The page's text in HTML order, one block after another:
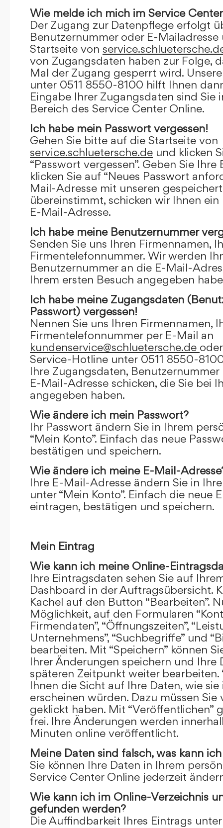
Wie melde ich mich im Service
Der Zugang zur Datenpflege erfolgt
Benutzernummer oder E-
Startseite von
von Zugangsdaten haben zur Folge,
Mal der Zugang gesperrt wird.
unter 0511 8550-8100 hilft Ihnen
Eingabe Ihrer Zugangsdaten sind Sie
Bereich des Service Center Online.
Ich habe mein Passwort vergessen!
Gehen Sie bitte auf die Startseite von
service.schluetersche.de und klicken
“Passwort vergessen”. Geben Sie
klicken Sie auf “Neues Passwort
Mail-Adresse mit unseren
übereinstimmt, schicken wir Ihnen
E-Mail-Adresse.
Ich habe meine Benutzernummer
Senden Sie uns Ihren Firmennamen,
Firmentelefonnummer. Wir werden
Benutzernummer an die E-Mail-
Ihrem ersten Besuch angegeben
Ich habe meine Zugangsdaten
Passwort) vergessen!
Nennen Sie uns Ihren Firmennamen,
Firmentelefonnummer per E-Mail an
kundenservice@schluetersche.de
Service-Hotline unter 0511 8550-
Ihre Zugangsdaten,
E-Mail-Adresse schicken, die Sie bei
angegeben haben.
Wie ändere ich mein Passwort?
Ihr Passwort ändern Sie in Ihrem
“Mein Konto”. Einfach das neue
bestätigen und speichern.
Wie ändere ich meine E-Mail-
Ihre E-Mail-Adresse ändern Sie in
unter “Mein Konto”. Einfach die neue
eintragen, bestätigen und speichern.
Mein Eintrag
Wie kann ich meine Online-
Ihre Eintragsdaten sehen Sie auf
Dashboard in der Auftragsübersicht.
Kachel auf den Button “Bearbeiten”.
Möglichkeit, auf den Formularen
Firmendaten”, “Öffnungszeiten”,
Unternehmens”, “Suchbegriffe” und
bearbeiten. Mit “Speichern” können
Ihrer Änderungen speichern und Ihre
späteren Zeitpunkt weiter bearbeiten.
Ihnen die Sicht auf Ihre Daten, wie
erscheinen würden. Dazu müssen Sie
geklickt haben. Mit “Veröffentlichen”
frei. Ihre Änderungen werden
Minuten online veröffentlicht.
Meine Daten sind falsch, was kann
Sie können Ihre Daten in Ihrem
Service Center Online jederzeit
Wie kann ich im Online-Verzeichnis
gefunden werden?
Die Auffindbarkeit Ihres Eintrags